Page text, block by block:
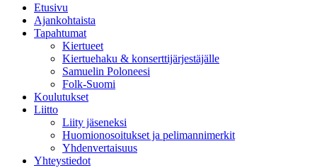
Etusivu
Ajankohtaista
Tapahtumat
Kiertueet
Kiertuehaku & konserttijärjestäjälle
Samuelin Poloneesi
Folk-Suomi
Koulutukset
Liitto
Liity jäseneksi
Huomionosoitukset ja pelimannimerkit
Yhdenvertaisuus
Yhteystiedot